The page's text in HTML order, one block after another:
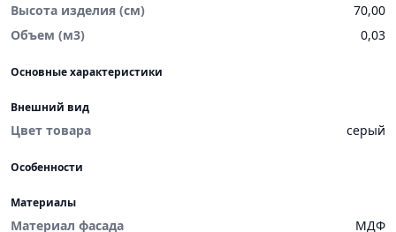
Высота изделия (см)
70,00
Объем (м3)
0,03
Основные характеристики
Внешний вид
Цвет товара серый
Особенности
Материалы
Материал фасада
МДФ